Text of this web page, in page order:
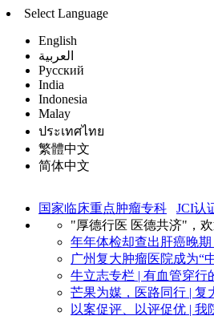
Select Language
English
العربية
Русский
India
Indonesia
Malay
ประเทศไทย
繁體中文
简体中文
国家临床重点肿瘤专科
JCI认
"厚德行医 医德共济"，
年年体检却查出肝癌晚期
广州复大肿瘤医院成为“
牛立志专栏 | 有血管穿行
芒果为媒，医路同行 | 复
以案促评、以评促优 |